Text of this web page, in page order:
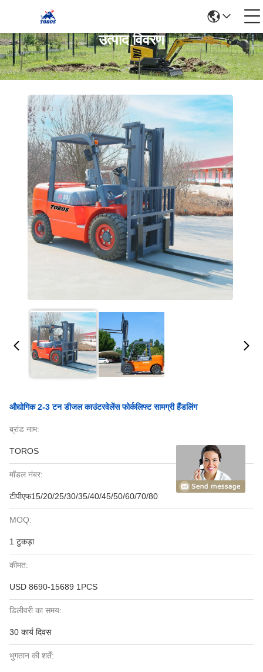
उत्पाद विवरण
औद्योगिक 2-3 टन डीजल काउंटरवेलेंस फोर्कलिफ्ट सामग्री हैंडलिंग
ब्रांड नाम:
TOROS
मॉडल नंबर:
टीपीएफ15/20/25/30/35/40/45/50/60/70/80
MOQ:
1 टुकड़ा
कीमत:
USD 8690-15689 1PCS
डिलीवरी का समय:
30 कार्य दिवस
भुगतान की शर्तें: